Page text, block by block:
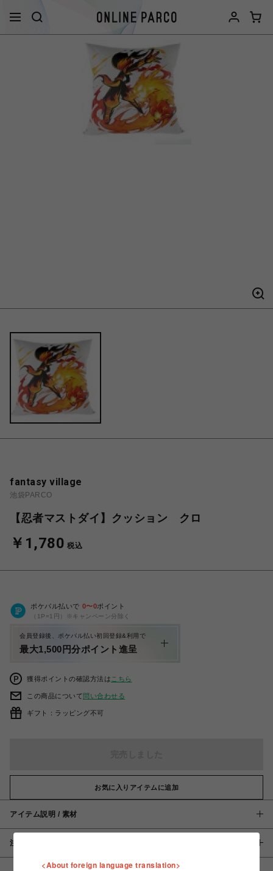
fantasy village
池袋PARCO
【忍者マストダイ】クッション クロ
￥1,780 税込
ポケパル払いで 0〜0ポイント
（1P=1円）※キャンペーン分除く
会員登録後、ポケパル払い初回登録&利用で
最大1,500円分ポイント進呈
獲得ポイントの確認方法は こちら
この商品について問い合わせる
ギフト：ラッピング不可
お気に入りアイテムに追加
アイテム説明 / 素材
注意事項
<About foreign language translation>